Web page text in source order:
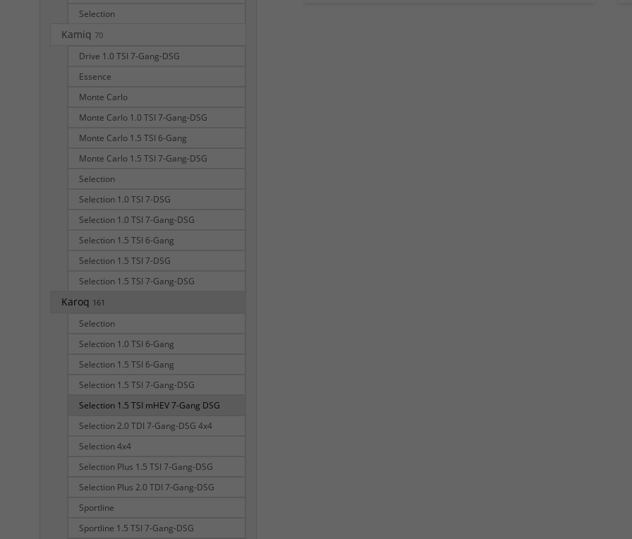
Selection
Kamiq 70
Drive 1.0 TSI 7-Gang-DSG
Essence
Monte Carlo
Monte Carlo 1.0 TSI 7-Gang-DSG
Monte Carlo 1.5 TSI 6-Gang
Monte Carlo 1.5 TSI 7-Gang-DSG
Selection
Selection 1.0 TSI 7-DSG
Selection 1.0 TSI 7-Gang-DSG
Selection 1.5 TSI 6-Gang
Selection 1.5 TSI 7-DSG
Selection 1.5 TSI 7-Gang-DSG
Karoq 161
Selection
Selection 1.0 TSI 6-Gang
Selection 1.5 TSI 6-Gang
Selection 1.5 TSI 7-Gang-DSG
Selection 1.5 TSI mHEV 7-Gang DSG
Selection 2.0 TDI 7-Gang-DSG 4x4
Selection 4x4
Selection Plus 1.5 TSI 7-Gang-DSG
Selection Plus 2.0 TDI 7-Gang-DSG
Sportline
Sportline 1.5 TSI 7-Gang-DSG